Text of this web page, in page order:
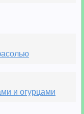
и огурцами